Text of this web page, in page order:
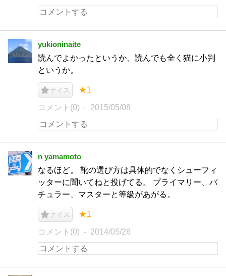
yukioninaite
読んでよかったというか、読んでも全く猫に小判
というか。
ナイス ★1
コメント(0) 2015/05/08
n yamamoto
なるほど。 靴の選び方は具体的でなくシューフィ
ッターに聞いてねと投げてる。 プライマリー、バ
チュラー、マスターと等級があがる。
ナイス ★1
コメント(0) 2014/05/26